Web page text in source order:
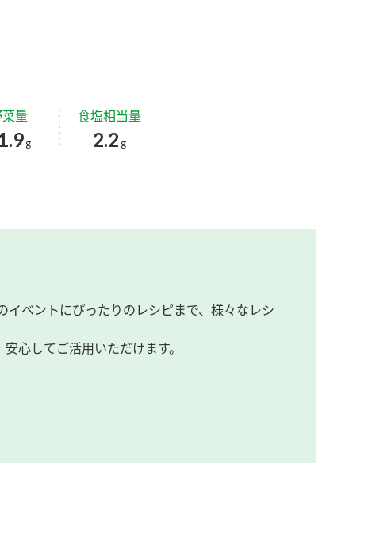
菜量
g
食塩相当量
2.2 g
イベントにぴったりのレシピまで、様々なレシ
心してご活用いただけます。